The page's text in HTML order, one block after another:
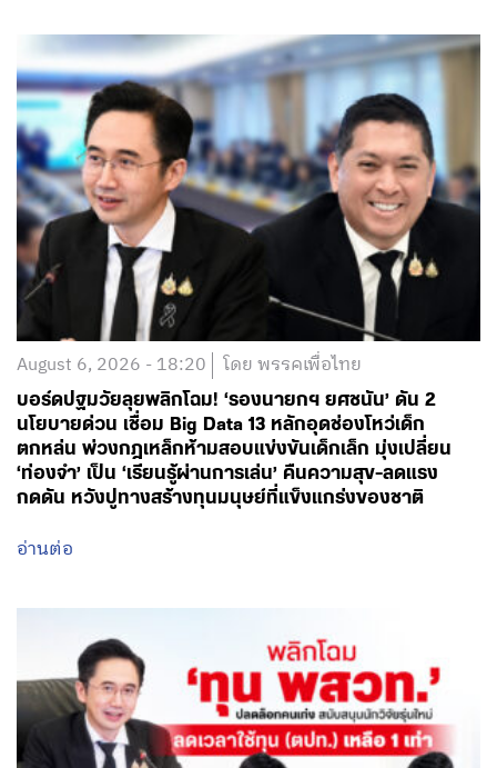
August 6, 2026 - 18:20 โดย พรรคเพื่อไทย
บอร์ดปฐมวัยลุยพลิกโฉม! ‘รองนายกฯ ยศชนัน’ ดัน 2
นโยบายด่วน เชื่อม Big Data 13 หลักอุดช่องโหว่เด็ก
ตกหล่น พ่วงกฎเหล็กห้ามสอบแข่งขันเด็กเล็ก มุ่งเปลี่ยน
‘ท่องจำ’ เป็น ‘เรียนรู้ผ่านการเล่น’ คืนความสุข-ลดแรง
กดดัน หวังปูทางสร้างทุนมนุษย์ที่แข็งแกร่งของชาติ
อ่านต่อ